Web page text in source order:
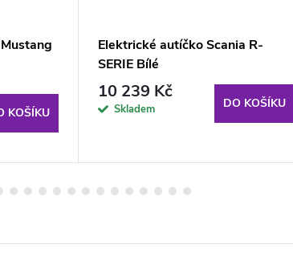
KOŠÍKU
Elektrické autíčko Scania R-
SERIE Bílé
10 239 Kč
Skladem DO KOŠÍKU